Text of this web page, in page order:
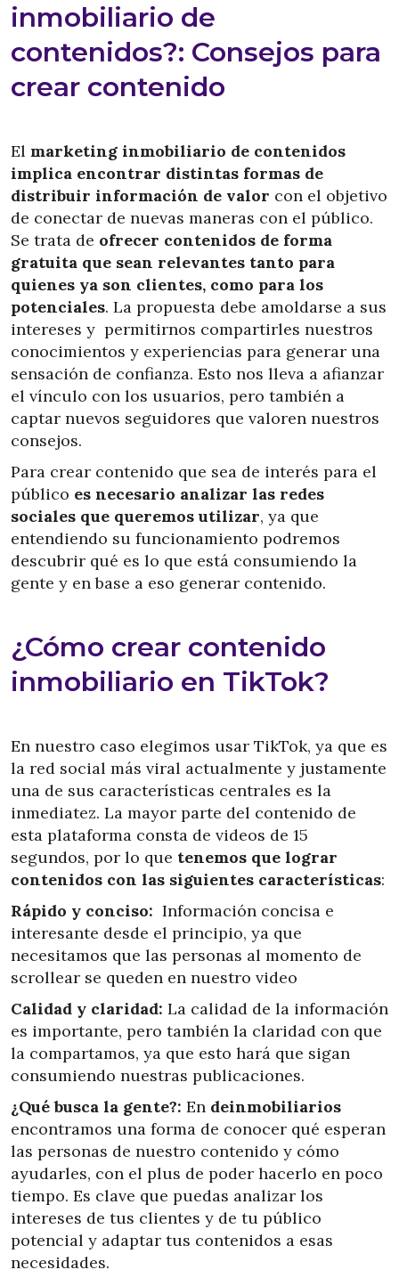
inmobiliario de
contenidos?: Consejos para
crear contenido
El marketing inmobiliario de contenidos
implica encontrar distintas formas de
distribuir información de valor con el objetivo
de conectar de nuevas maneras con el público.
Se trata de ofrecer contenidos de forma
gratuita que sean relevantes tanto para
quienes ya son clientes, como para los
potenciales. La propuesta debe amoldarse a sus
intereses y permitirnos compartirles nuestros
conocimientos y experiencias para generar una
sensación de confianza. Esto nos lleva a afianzar
el vínculo con los usuarios, pero también a
captar nuevos seguidores que valoren nuestros
consejos.
Para crear contenido que sea de interés para el
público es necesario analizar las redes
sociales que queremos utilizar, ya que
entendiendo su funcionamiento podremos
descubrir qué es lo que está consumiendo la
gente y en base a eso generar contenido.
¿Cómo crear contenido
inmobiliario en TikTok?
En nuestro caso elegimos usar TikTok, ya que es
la red social más viral actualmente y justamente
una de sus características centrales es la
inmediatez. La mayor parte del contenido de
esta plataforma consta de videos de 15
segundos, por lo que tenemos que lograr
contenidos con las siguientes características:
Rápido y conciso: Información concisa e
interesante desde el principio, ya que
necesitamos que las personas al momento de
scrollear se queden en nuestro video
Calidad y claridad: La calidad de la información
es importante, pero también la claridad con que
la compartamos, ya que esto hará que sigan
consumiendo nuestras publicaciones.
¿Qué busca la gente?: En deinmobiliarios
encontramos una forma de conocer qué esperan
las personas de nuestro contenido y cómo
ayudarles, con el plus de poder hacerlo en poco
tiempo. Es clave que puedas analizar los
intereses de tus clientes y de tu público
potencial y adaptar tus contenidos a esas
necesidades.